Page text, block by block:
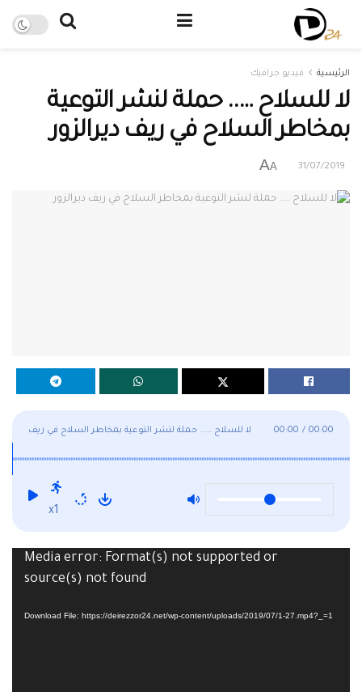
الرئيسية فيديو جرافيك
لا للسلاح ….. حملة لنشر التوعية
بمخاطر السلاح في ريف ديرالزور
31/07/2019
A
A
لا للسلاح ..... حملة لنشر التوعية بمخاطر السلاح في ريف
ديرالزور
00:00 / 00:00
x1
Media error: Format(s) not supported or
source(s) not found
Download File: https://deirezzor24.net/wp-content/uploads/2019/07/1-27.mp4?_=1